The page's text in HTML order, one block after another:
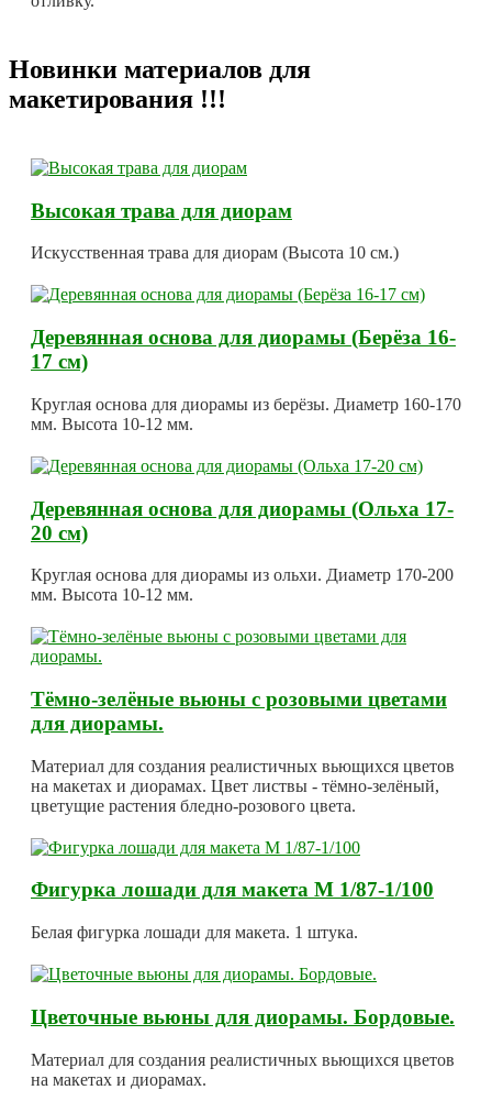
Новинки материалов для
макетирования !!!
Высокая трава для диорам
Искусственная трава для диорам (Высота 10 см.)
Деревянная основа для диорамы (Берёза 16-
17 см)
Круглая основа для диорамы из берёзы. Диаметр 160-170
мм. Высота 10-12 мм.
Деревянная основа для диорамы (Ольха 17-
20 см)
Круглая основа для диорамы из ольхи. Диаметр 170-200
мм. Высота 10-12 мм.
Тёмно-зелёные вьюны с розовыми цветами
для диорамы.
Материал для создания реалистичных вьющихся цветов
на макетах и диорамах. Цвет листвы - тёмно-зелёный,
цветущие растения бледно-розового цвета.
Фигурка лошади для макета М 1/87-1/100
Белая фигурка лошади для макета. 1 штука.
Цветочные вьюны для диорамы. Бордовые.
Материал для создания реалистичных вьющихся цветов
на макетах и диорамах.